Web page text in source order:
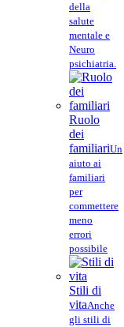
della
salute
mentale e
Neuro
psichiatria.
Ruolo
dei
familiariUn
aiuto ai
familiari
per
commettere
meno
errori
possibile
Stili di
vitaAnche
gli stili di